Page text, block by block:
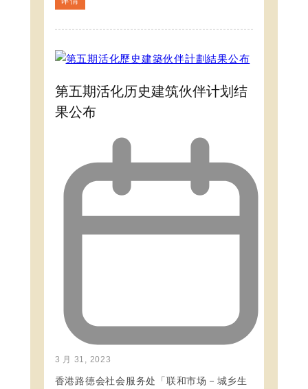
第五期活化历史建筑伙伴计划结
果公布
3 月 31, 2023
香港路德会社会服务处「联和市场－城乡生